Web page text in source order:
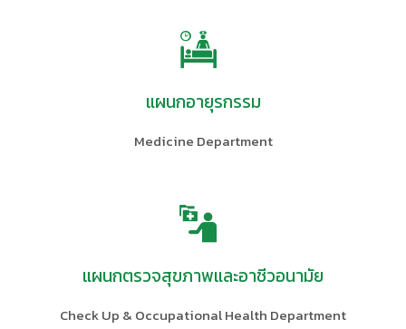
แผนกอายุรกรรม
Medicine Department
แผนกตรวจสุขภาพและอาชีวอนามัย
Check Up & Occupational Health Department